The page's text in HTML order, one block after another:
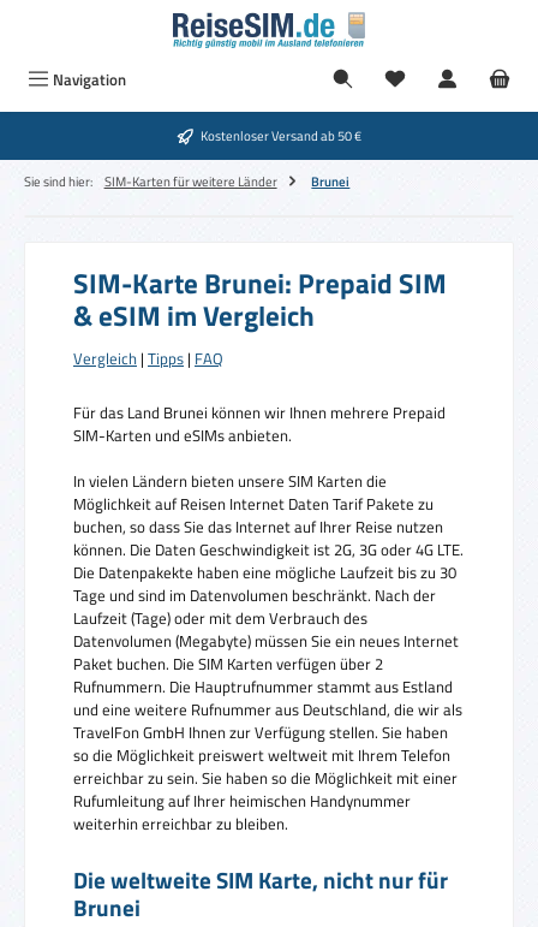
Zum Hauptinhalt springen
Navigation
Kostenloser Versand ab 50 €
Sie sind hier: SIM-Karten für weitere Länder Brunei
SIM-Karte Brunei: Prepaid SIM
& eSIM im Vergleich
Vergleich | Tipps | FAQ
Für das Land Brunei können wir Ihnen mehrere Prepaid
SIM-Karten und eSIMs anbieten.
In vielen Ländern bieten unsere SIM Karten die
Möglichkeit auf Reisen Internet Daten Tarif Pakete zu
buchen, so dass Sie das Internet auf Ihrer Reise nutzen
können. Die Daten Geschwindigkeit ist 2G, 3G oder 4G LTE.
Die Datenpakekte haben eine mögliche Laufzeit bis zu 30
Tage und sind im Datenvolumen beschränkt. Nach der
Laufzeit (Tage) oder mit dem Verbrauch des
Datenvolumen (Megabyte) müssen Sie ein neues Internet
Paket buchen. Die SIM Karten verfügen über 2
Rufnummern. Die Hauptrufnummer stammt aus Estland
und eine weitere Rufnummer aus Deutschland, die wir als
TravelFon GmbH Ihnen zur Verfügung stellen. Sie haben
so die Möglichkeit preiswert weltweit mit Ihrem Telefon
erreichbar zu sein. Sie haben so die Möglichkeit mit einer
Rufumleitung auf Ihrer heimischen Handynummer
weiterhin erreichbar zu bleiben.
Die weltweite SIM Karte, nicht nur für
Brunei